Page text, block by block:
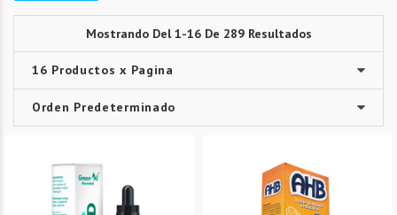
Mostrando Del 1-16 De 289 Resultados